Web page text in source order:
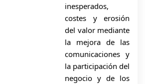
inesperados,
costes y erosión
del valor mediante
la mejora de las
comunicaciones y
la participación del
negocio y de los